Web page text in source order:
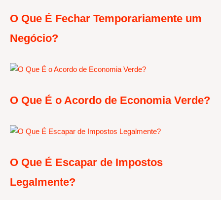
O Que É Fechar Temporariamente um
Negócio?
O Que É o Acordo de Economia Verde?
O Que É Escapar de Impostos
Legalmente?